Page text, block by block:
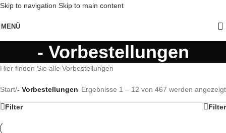
Skip to navigation Skip to main content
MENÜ
- Vorbestellungen
Hier finden Sie alle Vorbestellungen
Start/- Vorbestellungen Ergebnisse 1 – 12 von 467 werden angezeigt
Filter Filter